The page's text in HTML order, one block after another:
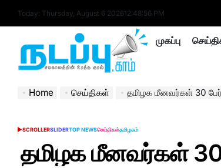
Today: Thursday, August 6 202612:48:57 PM
nadappu.com
முகப்பு
Home செய்திகள் தமிழக மீனவர்கள் 30 பேர்
POSTED
SCROLLERSLIDERTOP NEWSசெய்திகள்தமிழகம்
தமிழக மீனவர்கள் 30